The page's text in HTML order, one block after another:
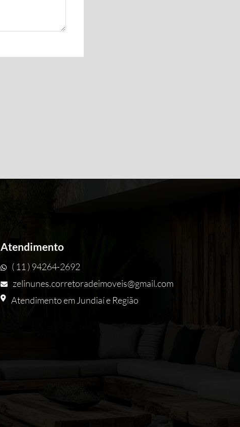
Atendimento
( 11 ) 94264-2692
zelinunes.corretoradeimoveis@gmail.com
Atendimento em Jundiaí e Região